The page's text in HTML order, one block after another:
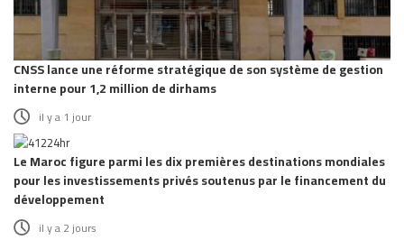
CNSS lance une réforme stratégique de son système de gestion
interne pour 1,2 million de dirhams
il y a 1 jour
Le Maroc figure parmi les dix premières destinations mondiales
pour les investissements privés soutenus par le financement du
développement
il y a 2 jours